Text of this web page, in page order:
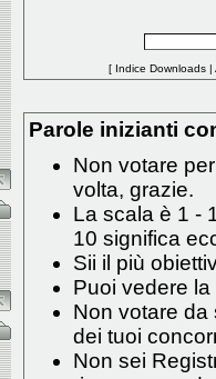
[ Indice Downloads |
Parole inizianti
Non votare
volta, grazie.
La scala è 1 -
10 significa
Sii il più
Puoi vedere
Non votare da
dei tuoi
Non sei